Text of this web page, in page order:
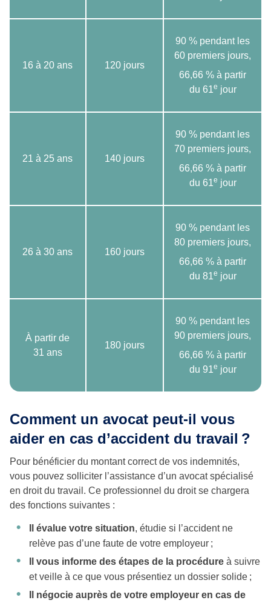
16 à 20 ans 120 jours
90 % pendant les
60 premiers jours,
66,66 % à partir
du 61e jour
21 à 25 ans 140 jours
90 % pendant les
70 premiers jours,
66,66 % à partir
du 61e jour
26 à 30 ans 160 jours
90 % pendant les
80 premiers jours,
66,66 % à partir
du 81e jour
À partir de
31 ans
180 jours
90 % pendant les
90 premiers jours,
66,66 % à partir
du 91e jour
Comment un avocat peut-il vous
aider en cas d’accident du travail ?
Pour bénéficier du montant correct de vos indemnités,
vous pouvez solliciter l’assistance d’un avocat spécialisé
en droit du travail. Ce professionnel du droit se chargera
des fonctions suivantes :
Il évalue votre situation, étudie si l’accident ne
relève pas d’une faute de votre employeur ;
Il vous informe des étapes de la procédure à suivre
et veille à ce que vous présentiez un dossier solide ;
Il négocie auprès de votre employeur en cas de